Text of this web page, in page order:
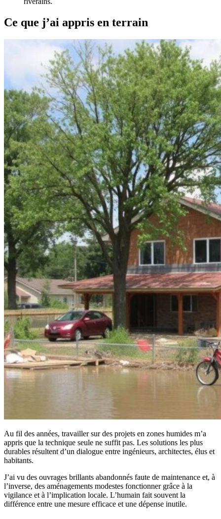
Ce que j’ai appris en terrain
Au fil des années, travailler sur des projets en zones humides m’a
appris que la technique seule ne suffit pas. Les solutions les plus
durables résultent d’un dialogue entre ingénieurs, architectes, élus et
habitants.
J’ai vu des ouvrages brillants abandonnés faute de maintenance et, à
l’inverse, des aménagements modestes fonctionner grâce à la
vigilance et à l’implication locale. L’humain fait souvent la
différence entre une mesure efficace et une dépense inutile.